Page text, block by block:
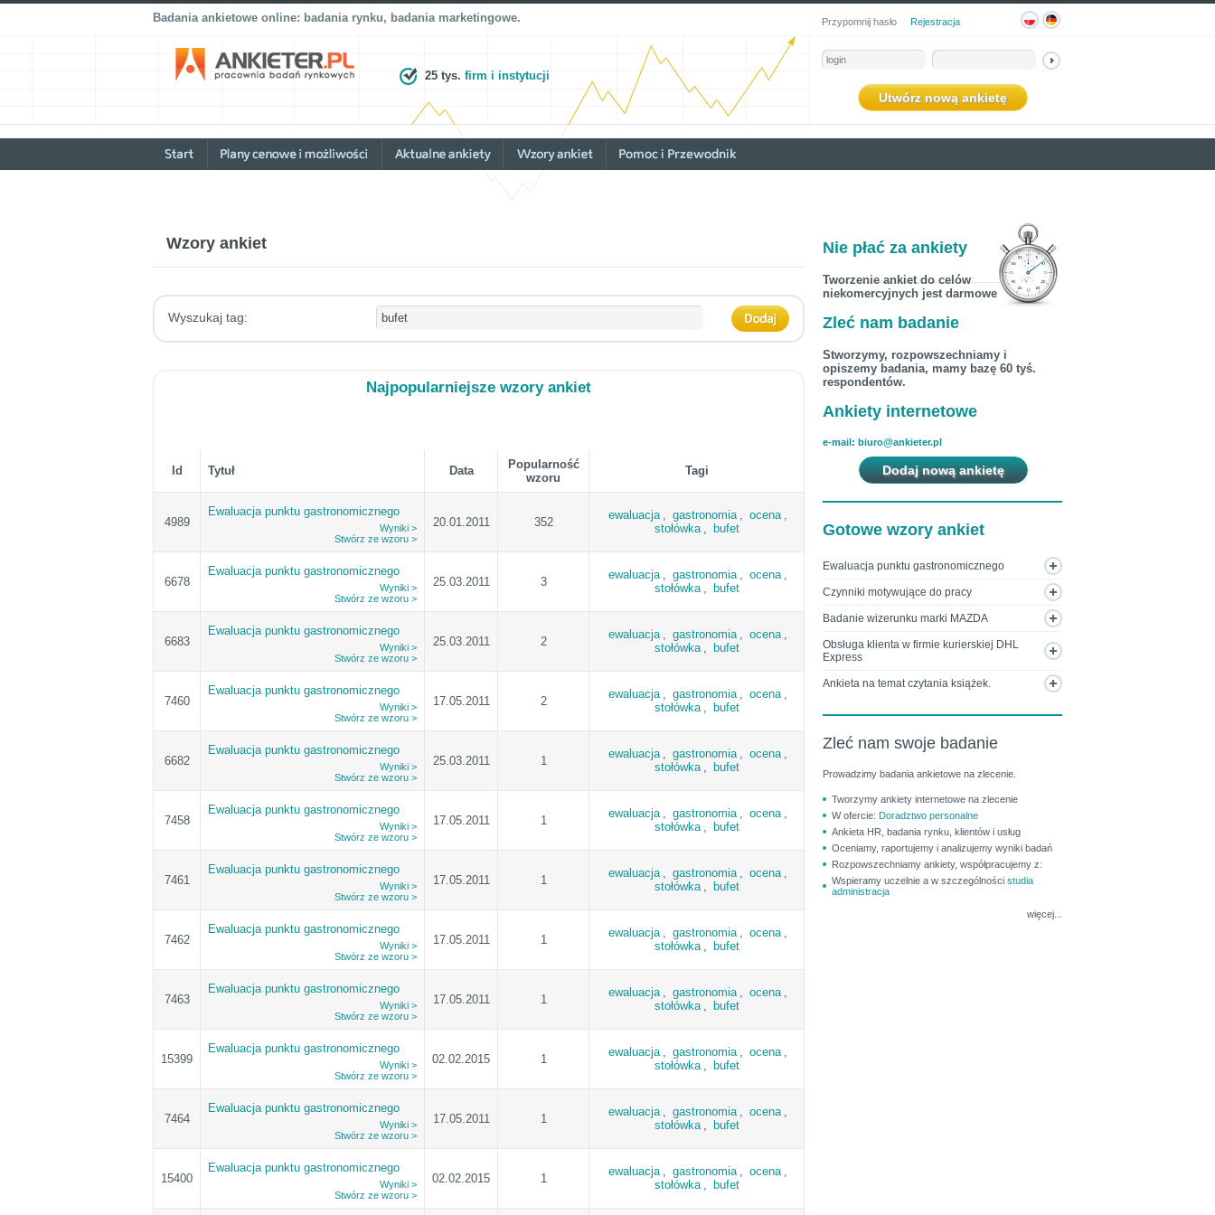
Badania ankietowe online: badania rynku, badania marketingowe.
25 tys. firm i instytucji
Przypomnij hasło Rejestracja
Utwórz nową ankietę
Wzory ankiet
Wyszukaj tag:
Najpopularniejsze wzory ankiet
Id Tytuł Data
Popularność
wzoru
Tagi
4989
Ewaluacja punktu gastronomicznego
Wyniki >
Stwórz ze wzoru >
20.01.2011 352
ewaluacja , gastronomia , ocena ,
stołówka , bufet
6678
Ewaluacja punktu gastronomicznego
Wyniki >
Stwórz ze wzoru >
25.03.2011 3
ewaluacja , gastronomia , ocena ,
stołówka , bufet
6683
Ewaluacja punktu gastronomicznego
Wyniki >
Stwórz ze wzoru >
25.03.2011 2
ewaluacja , gastronomia , ocena ,
stołówka , bufet
7460
Ewaluacja punktu gastronomicznego
Wyniki >
Stwórz ze wzoru >
17.05.2011 2
ewaluacja , gastronomia , ocena ,
stołówka , bufet
6682
Ewaluacja punktu gastronomicznego
Wyniki >
Stwórz ze wzoru >
25.03.2011 1
ewaluacja , gastronomia , ocena ,
stołówka , bufet
7458
Ewaluacja punktu gastronomicznego
Wyniki >
Stwórz ze wzoru >
17.05.2011 1
ewaluacja , gastronomia , ocena ,
stołówka , bufet
7461
Ewaluacja punktu gastronomicznego
Wyniki >
Stwórz ze wzoru >
17.05.2011 1
ewaluacja , gastronomia , ocena ,
stołówka , bufet
7462
Ewaluacja punktu gastronomicznego
Wyniki >
Stwórz ze wzoru >
17.05.2011 1
ewaluacja , gastronomia , ocena ,
stołówka , bufet
7463
Ewaluacja punktu gastronomicznego
Wyniki >
Stwórz ze wzoru >
17.05.2011 1
ewaluacja , gastronomia , ocena ,
stołówka , bufet
15399
Ewaluacja punktu gastronomicznego
Wyniki >
Stwórz ze wzoru >
02.02.2015 1
ewaluacja , gastronomia , ocena ,
stołówka , bufet
7464
Ewaluacja punktu gastronomicznego
Wyniki >
Stwórz ze wzoru >
17.05.2011 1
ewaluacja , gastronomia , ocena ,
stołówka , bufet
15400
Ewaluacja punktu gastronomicznego
Wyniki >
Stwórz ze wzoru >
02.02.2015 1
ewaluacja , gastronomia , ocena ,
stołówka , bufet
Nie płać za ankiety
Tworzenie ankiet do celów
niekomercyjnych jest darmowe
Zleć nam badanie
Stworzymy, rozpowszechniamy i
opiszemy badania, mamy bazę 60 tyś.
respondentów.
Ankiety internetowe
e-mail: biuro@ankieter.pl
Dodaj nową ankietę
Gotowe wzory ankiet
Ewaluacja punktu gastronomicznego
Czynniki motywujące do pracy
Badanie wizerunku marki MAZDA
Obsługa klienta w firmie kurierskiej DHL
Express
Ankieta na temat czytania książek.
Zleć nam swoje badanie
Prowadzimy badania ankietowe na zlecenie.
Tworzymy ankiety internetowe na zlecenie
W ofercie: Doradztwo personalne
Ankieta HR, badania rynku, klientów i usług
Oceniamy, raportujemy i analizujemy wyniki badań
Rozpowszechniamy ankiety, współpracujemy z:
Wspieramy uczelnie a w szczególności studia
administracja
więcej...